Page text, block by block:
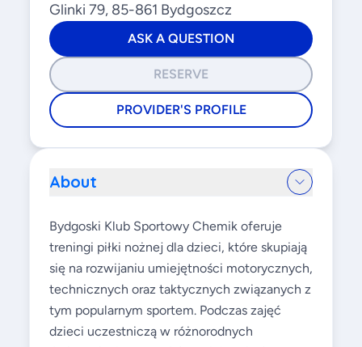
Glinki 79, 85-861 Bydgoszcz
ASK A QUESTION
RESERVE
PROVIDER'S PROFILE
About
Bydgoski Klub Sportowy Chemik oferuje
treningi piłki nożnej dla dzieci, które skupiają
się na rozwijaniu umiejętności motorycznych,
technicznych oraz taktycznych związanych z
tym popularnym sportem. Podczas zajęć
dzieci uczestniczą w różnorodnych